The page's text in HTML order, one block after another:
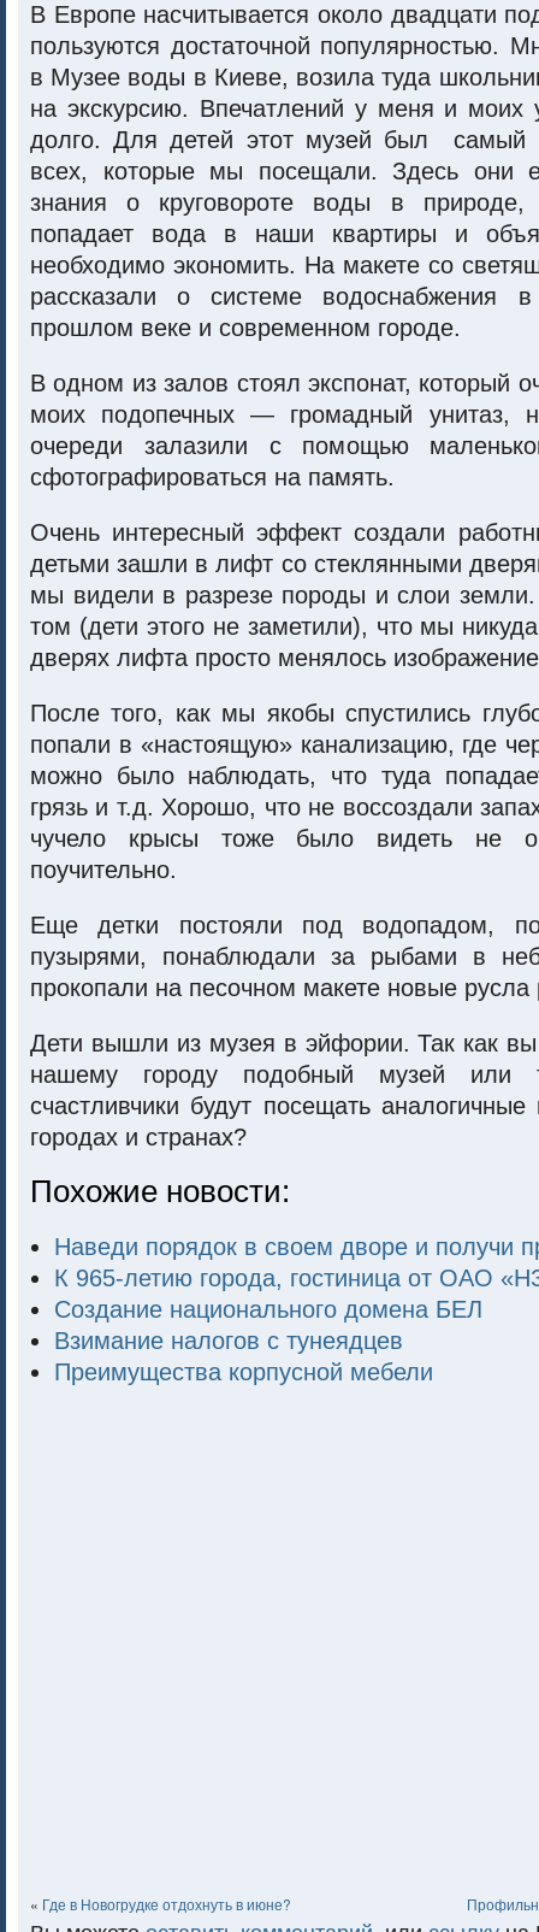
В Европе насчитывается около двадцати
пользуются достаточной популярностью.
в Музее воды в Киеве, возила туда
на экскурсию. Впечатлений у меня и моих
долго. Для детей этот музей был самый
всех, которые мы посещали. Здесь они
знания о круговороте воды в
попадает вода в наши квартиры и
необходимо экономить. На макете со
рассказали о системе водоснабжения
прошлом веке и современном городе.
В одном из залов стоял экспонат, который
моих подопечных — громадный унитаз,
очереди залазили с помощью
сфотографироваться на память.
Очень интересный эффект создали
детьми зашли в лифт со стеклянными
мы видели в разрезе породы и слои
том (дети этого не заметили), что мы
дверях лифта просто менялось
После того, как мы якобы спустились
попали в «настоящую» канализацию, где
можно было наблюдать, что туда
грязь и т.д. Хорошо, что не воссоздали
чучело крысы тоже было видеть не
поучительно.
Еще детки постояли под водопадом,
пузырями, понаблюдали за рыбами в
прокопали на песочном макете новые русла
Дети вышли из музея в эйфории. Так как
нашему городу подобный музей или
счастливчики будут посещать
городах и странах?
Похожие новости:
Наведи порядок в своем дворе и получи
К 965-летию города, гостиница от ОАО
Создание национального домена БЕЛ
Взимание налогов с тунеядцев
Преимущества корпусной мебели
« Где в Новогрудке отдохнуть в июне?